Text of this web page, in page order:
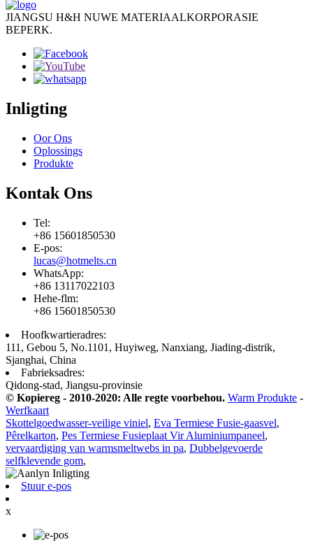
JIANGSU H&H NUWE MATERIAALKORPORASIE
BEPERK.
Inligting
Oor Ons
Oplossings
Produkte
Kontak Ons
Tel:
+86 15601850530
E-pos:
lucas@hotmelts.cn
WhatsApp:
+86 13117022103
Hehe-flm:
+86 15601850530
Hoofkwartieradres:
111, Gebou 5, No.1101, Huyiweg, Nanxiang, Jiading-distrik,
Sjanghai, China
Fabrieksadres:
Qidong-stad, Jiangsu-provinsie
© Kopiereg - 2010-2020: Alle regte voorbehou. Warm Produkte -
Werfkaart
Skottelgoedwasser-veilige viniel, Eva Termiese Fusie-gaasvel,
Pêrelkarton, Pes Termiese Fusieplaat Vir Aluminiumpaneel,
vervaardiging van warmsmeltwebs in pa, Dubbelgevoerde
selfklevende gom,
Stuur e-pos
x